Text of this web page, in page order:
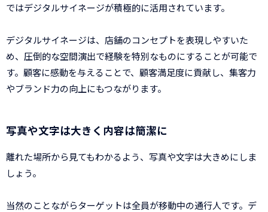
ではデジタルサイネージが積極的に活用されています。
デジタルサイネージは、店舗のコンセプトを表現しやすいた
め、圧倒的な空間演出で経験を特別なものにすることが可能で
す。顧客に感動を与えることで、顧客満足度に貢献し、集客力
やブランド力の向上にもつながります。
写真や文字は大きく内容は簡潔に
離れた場所から見てもわかるよう、写真や文字は大きめにしま
しょう。
当然のことながらターゲットは全員が移動中の通行人です。デ